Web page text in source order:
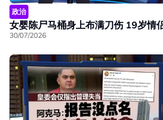
政治
女婴陈尸马桶身上布满刀伤 19岁情
30/07/2026